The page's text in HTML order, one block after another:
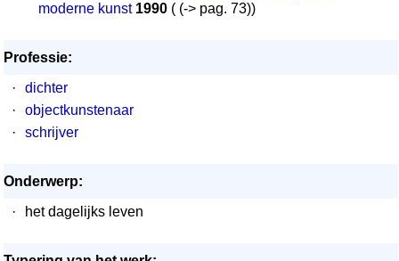
moderne kunst 1990 ( (-> pag. 73))
Professie:
·
dichter
·
objectkunstenaar
·
schrijver
Onderwerp:
·
het dagelijks leven